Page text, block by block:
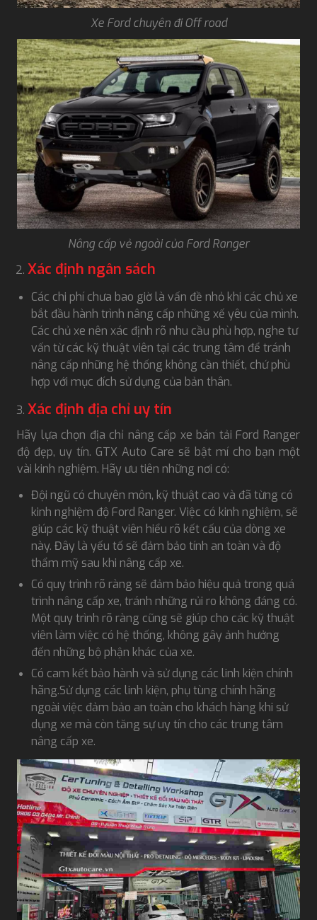
Xe Ford chuyên đi Off road
Nâng cấp vẻ ngoài của Ford Ranger
Xác định ngân sách
Các chi phí chưa bao giờ là vấn đề nhỏ khi các chủ xe
bắt đầu hành trình nâng cấp những xế yêu của mình.
Các chủ xe nên xác định rõ nhu cầu phù hợp, nghe tư
vấn từ các kỹ thuật viên tại các trung tâm để tránh
nâng cấp những hệ thống không cần thiết, chứ phù
hợp với mục đích sử dụng của bản thân.
Xác định địa chỉ uy tín
Hãy lựa chọn địa chỉ nâng cấp xe bán tải Ford Ranger
độ đẹp, uy tín. GTX Auto Care sẽ bật mí cho bạn một
vài kinh nghiệm. Hãy ưu tiên những nơi có:
Đội ngũ có chuyên môn, kỹ thuật cao và đã từng có
kinh nghiệm độ Ford Ranger. Việc có kinh nghiệm, sẽ
giúp các kỹ thuật viên hiểu rõ kết cấu của dòng xe
này. Đây là yếu tố sẽ đảm bảo tính an toàn và độ
thẩm mỹ sau khi nâng cấp xe.
Có quy trình rõ ràng sẽ đảm bảo hiệu quả trong quá
trình nâng cấp xe, tránh những rủi ro không đáng có.
Một quy trình rõ ràng cũng sẽ giúp cho các kỹ thuật
viên làm việc có hệ thống, không gây ảnh hưởng
đến những bộ phận khác của xe.
Có cam kết bảo hành và sử dụng các linh kiện chính
hãng.Sử dụng các linh kiện, phụ tùng chính hãng
ngoài việc đảm bảo an toàn cho khách hàng khi sử
dụng xe mà còn tăng sự uy tín cho các trung tâm
nâng cấp xe.